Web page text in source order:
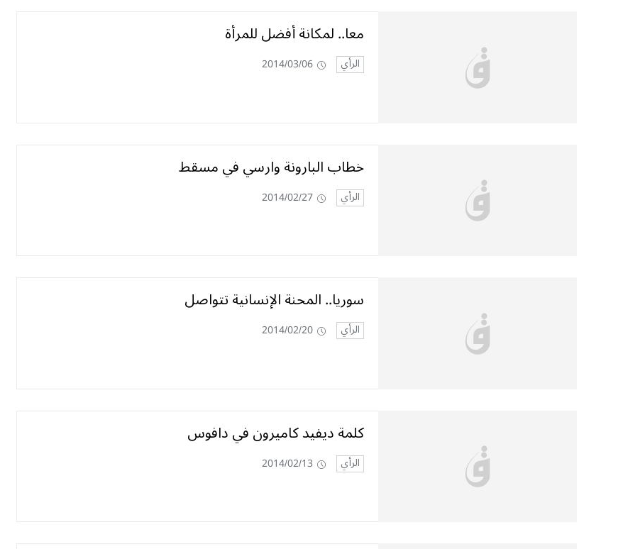
معا.. لمكانة أفضل للمرأة
الرأي 2014/03/06
خطاب البارونة وارسي في مسقط
الرأي 2014/02/27
سوريا.. المحنة الإنسانية تتواصل
الرأي 2014/02/20
كلمة ديفيد كاميرون في دافوس
الرأي 2014/02/13